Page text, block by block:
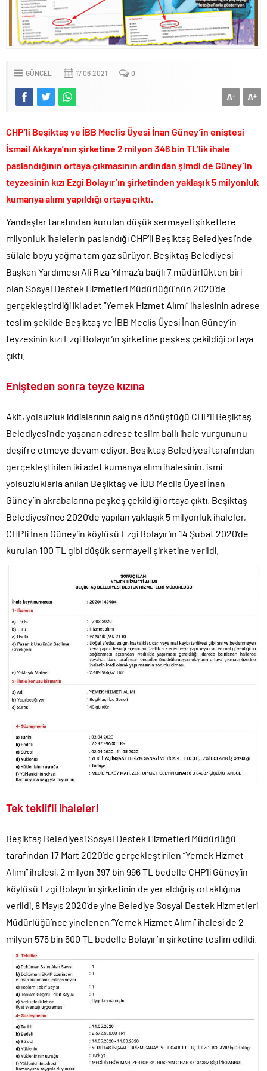
Veli Ağbaba’nın ağabeyi de rüşvetten gözaltına alındı!.
Sevgilisine “Ben Rüşvetsiz İş Yapamam” mesajı atan CHP’li
Başkanın skandal yazışmaları!.
6.37 TL’lik indirimini ÖTV kazığı ile iptal edip 1 liraya düşürdüler!.
Fenerbahçe Konyaspor maçında F-16 ile gövde gösterisi yapan
paşa emekliye sevk edildi!.
CHP’li Erdal Beşikçioğlu’nun uyuşturucu testi pozitif çıktı!.
Bay Kemal gibi şimdiden “İktidar Olamazsam İstifa Ederim” gazları
vermeye başladı!.
ABD’de de 25 eyalet Trump yönetimine karşı dava açtı!.
Brent petrol çakıldı!.
Rüşvet ve yolsuzluktan tutuklanan CHP’li Erdal Beşikçioğlu
Uğur Mumcu dosyası 33 yıl sonra yeniden açılıyor..
CHP Lideri Kılıçdaoğlu’ndan Terörsüz Türkiye sürecine destek
açıklaması..
tutuklama talebi..
GÜNCEL 17.06.2021 0
A+
A-
CHP’li Beşiktaş ve İBB Meclis Üyesi İnan Güney’in eniştesi
İsmail Akkaya’nın şirketine 2 milyon 346 bin TL’lik ihale
paslandığının ortaya çıkmasının ardından şimdi de Güney’in
teyzesinin kızı Ezgi Bolayır’ın şirketinden yaklaşık 5 milyonluk
kumanya alımı yapıldığı ortaya çıktı.
Yandaşlar tarafından kurulan düşük sermayeli şirketlere
milyonluk ihalelerin paslandığı CHP’li Beşiktaş Belediyesi’nde
sülale boyu yağma tam gaz sürüyor. Beşiktaş Belediyesi
Başkan Yardımcısı Ali Rıza Yılmaz’a bağlı 7 müdürlükten biri
olan Sosyal Destek Hizmetleri Müdürlüğü’nün 2020’de
gerçekleştirdiği iki adet “Yemek Hizmet Alımı” ihalesinin adrese
teslim şekilde Beşiktaş ve İBB Meclis Üyesi İnan Güney’in
teyzesinin kızı Ezgi Bolayır’ın şirketine peşkeş çekildiği ortaya
çıktı.
Enişteden sonra teyze kızına
Akit, yolsuzluk iddialarının salgına dönüştüğü CHP’li Beşiktaş
Belediyesi’nde yaşanan adrese teslim ballı ihale vurgununu
deşifre etmeye devam ediyor. Beşiktaş Belediyesi tarafından
gerçekleştirilen iki adet kumanya alımı ihalesinin, ismi
yolsuzluklarla anılan Beşiktaş ve İBB Meclis Üyesi İnan
Güney’in akrabalarına peşkeş çekildiği ortaya çıktı. Beşiktaş
Belediyesi’nce 2020’de yapılan yaklaşık 5 milyonluk ihaleler,
CHP’li İnan Güney’in köylüsü Ezgi Bolayır’ın 14 Şubat 2020’de
kurulan 100 TL gibi düşük sermayeli şirketine verildi.
Tek teklifli ihaleler!
Beşiktaş Belediyesi Sosyal Destek Hizmetleri Müdürlüğü
tarafından 17 Mart 2020’de gerçekleştirilen “Yemek Hizmet
Alımı” ihalesi, 2 milyon 397 bin 996 TL bedelle CHP’li Güney’in
köylüsü Ezgi Bolayır’ın şirketinin de yer aldığı iş ortaklığına
verildi. 8 Mayıs 2020’de yine Belediye Sosyal Destek Hizmetleri
Müdürlüğü’nce yinelenen “Yemek Hizmet Alımı” ihalesi de 2
milyon 575 bin 500 TL bedelle Bolayır’ın şirketine teslim edildi.